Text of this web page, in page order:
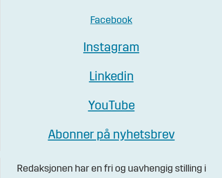
Facebook
Instagram
Linkedin
YouTube
Abonner på nyhetsbrev
Redaksjonen har en fri og uavhengig stilling i